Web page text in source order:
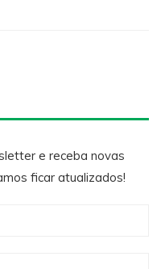
e receba novas
ficar atualizados!